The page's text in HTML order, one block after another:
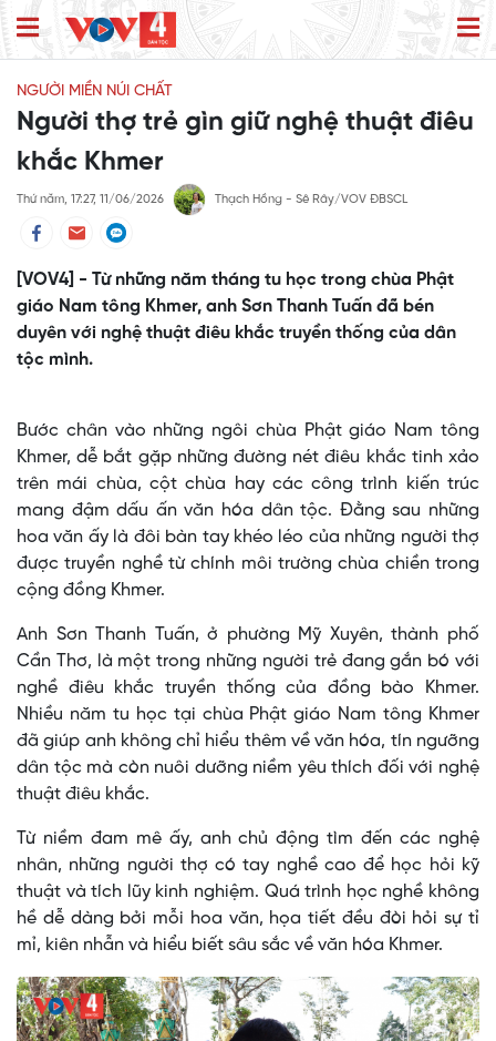
NGƯỜI MIỀN NÚI CHẤT
Người thợ trẻ gìn giữ nghệ thuật điêu
khắc Khmer
Thứ năm, 17:27, 11/06/2026 Thạch Hồng - Sê Rây/VOV ĐBSCL
[VOV4] - Từ những năm tháng tu học trong chùa Phật
giáo Nam tông Khmer, anh Sơn Thanh Tuấn đã bén
duyên với nghệ thuật điêu khắc truyền thống của dân
tộc mình.
Bước chân vào những ngôi chùa Phật giáo Nam tông
Khmer, dễ bắt gặp những đường nét điêu khắc tinh xảo
trên mái chùa, cột chùa hay các công trình kiến trúc
mang đậm dấu ấn văn hóa dân tộc. Đằng sau những
hoa văn ấy là đôi bàn tay khéo léo của những người thợ
được truyền nghề từ chính môi trường chùa chiền trong
cộng đồng Khmer.
Anh Sơn Thanh Tuấn, ở phường Mỹ Xuyên, thành phố
Cần Thơ, là một trong những người trẻ đang gắn bó với
nghề điêu khắc truyền thống của đồng bào Khmer.
Nhiều năm tu học tại chùa Phật giáo Nam tông Khmer
đã giúp anh không chỉ hiểu thêm về văn hóa, tín ngưỡng
dân tộc mà còn nuôi dưỡng niềm yêu thích đối với nghệ
thuật điêu khắc.
Từ niềm đam mê ấy, anh chủ động tìm đến các nghệ
nhân, những người thợ có tay nghề cao để học hỏi kỹ
thuật và tích lũy kinh nghiệm. Quá trình học nghề không
hề dễ dàng bởi mỗi hoa văn, họa tiết đều đòi hỏi sự tỉ
mỉ, kiên nhẫn và hiểu biết sâu sắc về văn hóa Khmer.